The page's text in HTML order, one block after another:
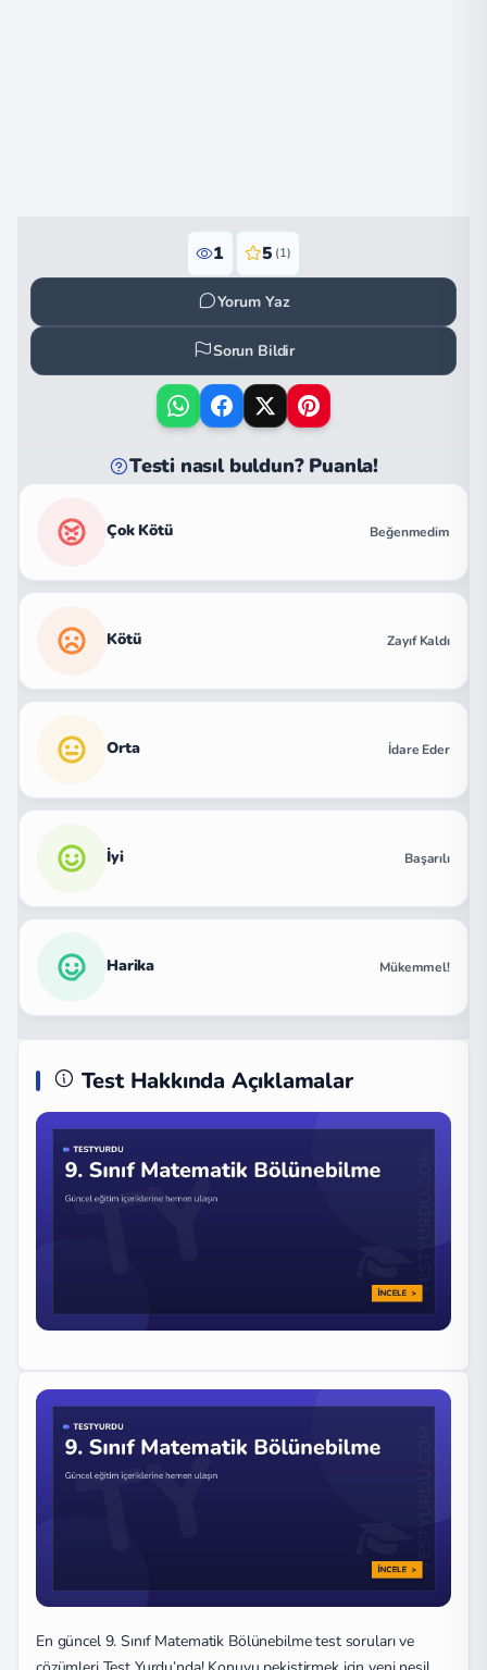
1 5 (1)
Yorum Yaz
Sorun Bildir
Testi nasıl buldun? Puanla!
Çok Kötü Beğenmedim
Kötü Zayıf Kaldı
Orta İdare Eder
İyi Başarılı
Harika Mükemmel!
Test Hakkında Açıklamalar
En güncel 9. Sınıf Matematik Bölünebilme test soruları ve